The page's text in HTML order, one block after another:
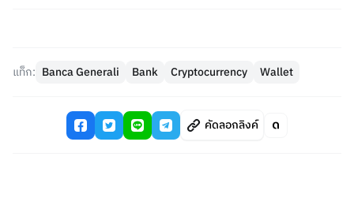
แท็ก: Banca Generali Bank Cryptocurrency Wallet
คัดลอกลิงค์